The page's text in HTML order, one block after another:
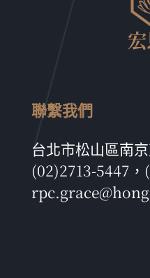
聯繫我們
台北市松山區南
(02)2713-5447